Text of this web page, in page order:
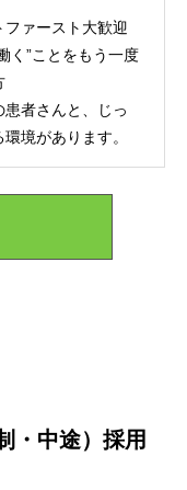
ァースト大歓迎
く”ことをもう一度
者さんと、じっ
境があります。
・中途）採用